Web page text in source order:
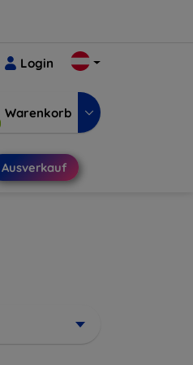
Login
Warenkorb
Ausverkauf